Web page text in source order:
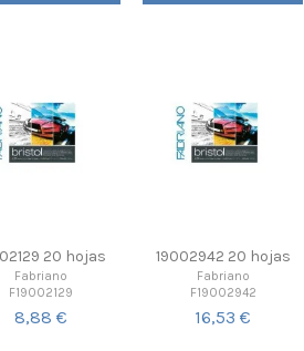
20 hojas
Fabriano
F19002129
8,88 €
19002942 20 hojas
Fabriano
F19002942
16,53 €